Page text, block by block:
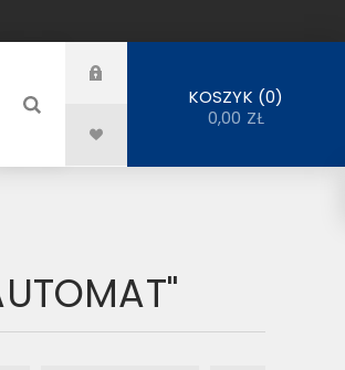
KOSZYK 0
0,00 ZŁ